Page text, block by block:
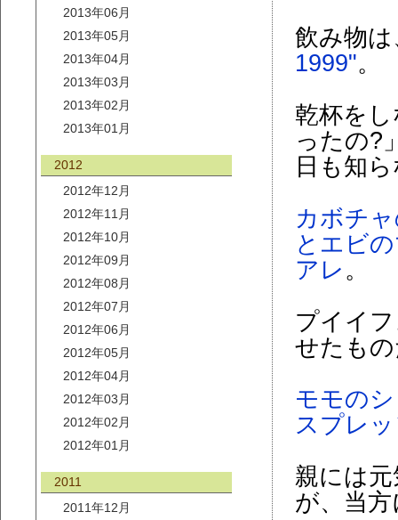
2013年06月
2013年05月
2013年04月
2013年03月
2013年02月
2013年01月
2012
2012年12月
2012年11月
2012年10月
2012年09月
2012年08月
2012年07月
2012年06月
2012年05月
2012年04月
2012年03月
2012年02月
2012年01月
2011
2011年12月
飲み物は
1999"。
乾杯を
ったの?
日も知
カボチ
とエビ
アレ 。
プイイ
せたも
モモの
スプレ
親には
が、当